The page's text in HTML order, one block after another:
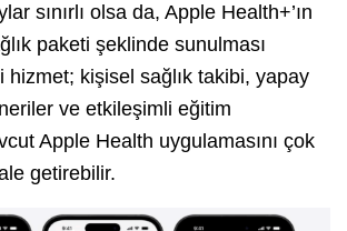
sınırlı olsa da, Apple Health+’ın
paketi şeklinde sunulması
hizmet; kişisel sağlık takibi, yapay
ve etkileşimli eğitim
Apple Health uygulamasını çok
getirebilir.